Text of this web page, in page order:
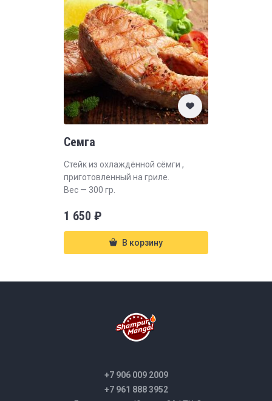
Семга
Стейк из охлаждённой сёмги ,
приготовленный на гриле.
Вес — 300 гр.
1 650 ₽
В корзину
+7 906 009 2009
+7 961 888 3952